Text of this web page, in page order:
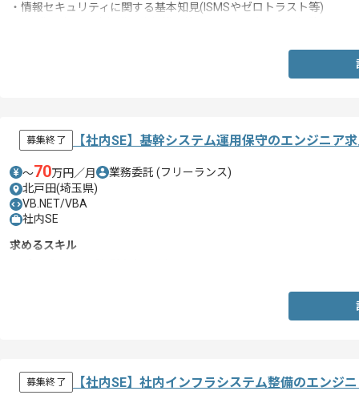
・情報セキュリティに関する基本知見(ISMSやゼロトラスト等)
募集終了 【社内SE】基幹システム運用保守のエンジニア
〜70万円／月 業務委託 (フリーランス)
北戸田(埼玉県)
VB.NET/VBA
社内SE
求めるスキル
募集終了 【社内SE】社内インフラシステム整備のエンジ